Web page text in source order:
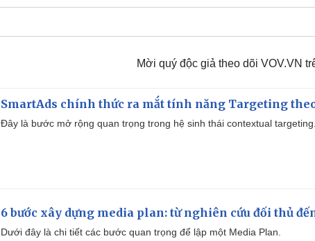
Mời quý độc giả theo dõi VOV.VN
SmartAds chính thức ra mắt tính năng Targeting
Đây là bước mở rộng quan trọng trong hệ sinh thái contextual targeting.
6 bước xây dựng media plan: từ nghiên cứu đối thủ
Dưới đây là chi tiết các bước quan trọng để lập một Media Plan.